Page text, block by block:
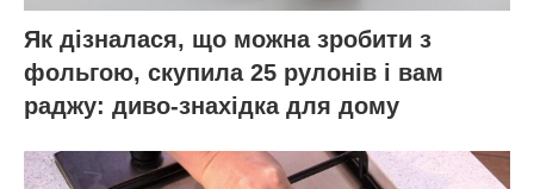
Як дізналася, що можна зробити з
фольгою, скупила 25 рулонів і вам
раджу: диво-знахідка для дому